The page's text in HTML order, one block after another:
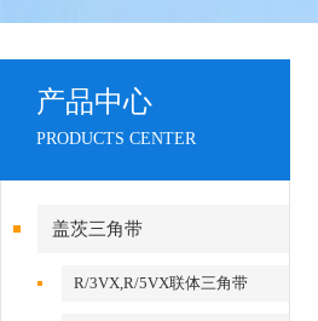
产品中心
PRODUCTS CENTER
盖茨三角带
R/3VX,R/5VX联体三角带